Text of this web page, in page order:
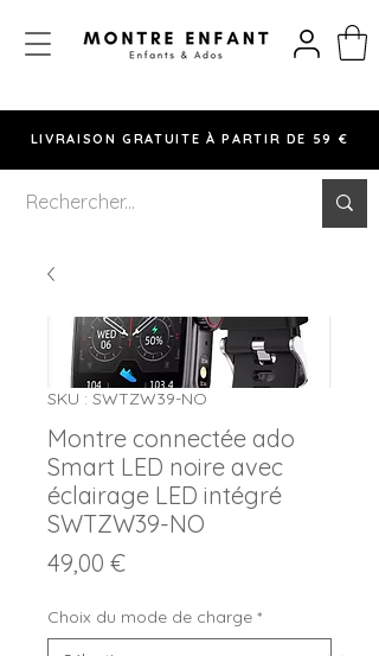
LIVRAISON GRATUITE À PARTIR DE 59 €
SKU : SWTZW39-NO
Montre connectée ado
Smart LED noire avec
éclairage LED intégré
SWTZW39-NO
49,00 €Prix
Choix du mode de charge *